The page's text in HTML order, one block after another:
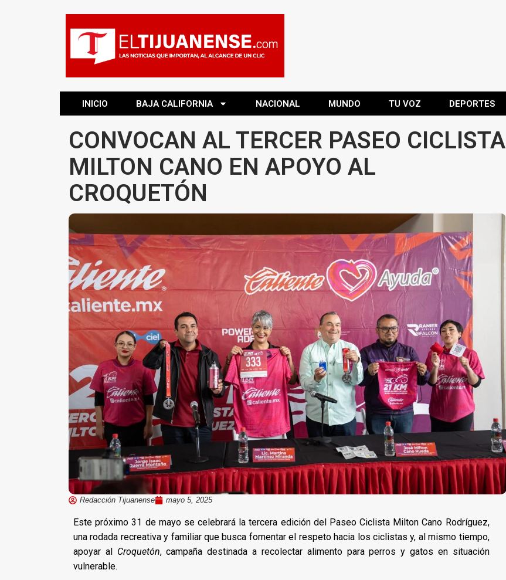
INICIO BAJA CALIFORNIA NACIONAL MUNDO TU VOZ DEPORTES
CONVOCAN AL TERCER PASEO CICLISTA
MILTON CANO EN APOYO AL
CROQUETÓN
Redacción Tijuanense mayo 5, 2025
Este próximo 31 de mayo se celebrará la tercera edición del Paseo Ciclista Milton Cano Rodríguez,
una rodada recreativa y familiar que busca fomentar el respeto hacia los ciclistas y, al mismo tiempo,
apoyar al Croquetón, campaña destinada a recolectar alimento para perros y gatos en situación
vulnerable.